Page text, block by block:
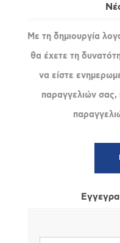
Με τη δημιουργία
θα έχετε τη
να είστε
παραγγελιών σας,